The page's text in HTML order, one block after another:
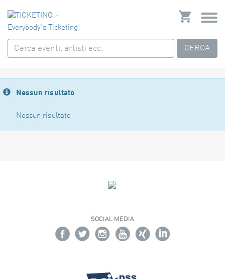
CERCA
Nessun risultato
Nessun risultato
SOCIAL MEDIA